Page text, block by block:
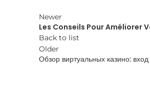
Newer
Les Conseils Pour Améliorer
Back to list
Older
Обзор виртуальных казино: